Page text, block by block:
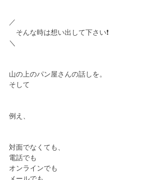
／
そんな時は想い出して下さい❗️
＼
山の上のパン屋さんの話しを。
そして
例え、
対面でなくても、
電話でも
オンラインでも